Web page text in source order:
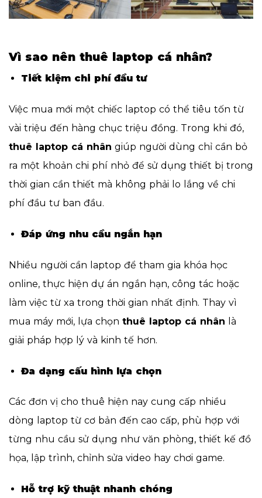
Vì sao nên thuê laptop cá nhân?
Tiết kiệm chi phí đầu tư
Việc mua mới một chiếc laptop có thể tiêu tốn từ
vài triệu đến hàng chục triệu đồng. Trong khi đó,
thuê laptop cá nhân giúp người dùng chỉ cần bỏ
ra một khoản chi phí nhỏ để sử dụng thiết bị trong
thời gian cần thiết mà không phải lo lắng về chi
phí đầu tư ban đầu.
Đáp ứng nhu cầu ngắn hạn
Nhiều người cần laptop để tham gia khóa học
online, thực hiện dự án ngắn hạn, công tác hoặc
làm việc từ xa trong thời gian nhất định. Thay vì
mua máy mới, lựa chọn thuê laptop cá nhân là
giải pháp hợp lý và kinh tế hơn.
Đa dạng cấu hình lựa chọn
Các đơn vị cho thuê hiện nay cung cấp nhiều
dòng laptop từ cơ bản đến cao cấp, phù hợp với
từng nhu cầu sử dụng như văn phòng, thiết kế đồ
họa, lập trình, chỉnh sửa video hay chơi game.
Hỗ trợ kỹ thuật nhanh chóng